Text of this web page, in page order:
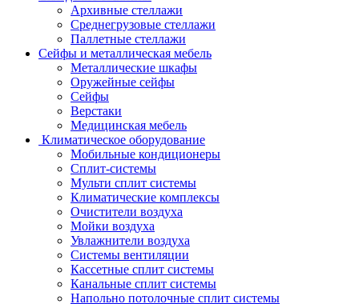
Архивные стеллажи
Среднегрузовые стеллажи
Паллетные стеллажи
Сейфы и металлическая мебель
Металлические шкафы
Оружейные сейфы
Сейфы
Верстаки
Медицинская мебель
Климатическое оборудование
Мобильные кондиционеры
Сплит-системы
Мульти сплит системы
Климатические комплексы
Очистители воздуха
Мойки воздуха
Увлажнители воздуха
Системы вентиляции
Кассетные сплит системы
Канальные сплит системы
Напольно потолочные сплит системы